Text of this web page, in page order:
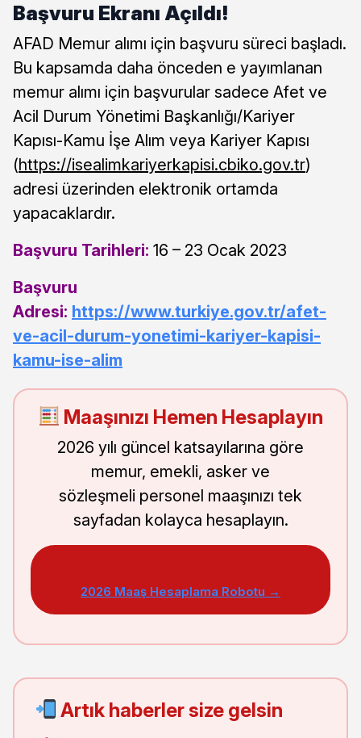
Başvuru Ekranı Açıldı!
AFAD Memur alımı için başvuru süreci başladı.
Bu kapsamda daha önceden e yayımlanan
memur alımı için başvurular sadece Afet ve
Acil Durum Yönetimi Başkanlığı/Kariyer
Kapısı-Kamu İşe Alım veya Kariyer Kapısı
(https://isealimkariyerkapisi.cbiko.gov.tr)
adresi üzerinden elektronik ortamda
yapacaklardır.
Başvuru Tarihleri: 16 – 23 Ocak 2023
Başvuru
Adresi: https://www.turkiye.gov.tr/afet-
ve-acil-durum-yonetimi-kariyer-kapisi-
kamu-ise-alim
Maaşınızı Hemen Hesaplayın
2026 yılı güncel katsayılarına göre
memur, emekli, asker ve
sözleşmeli personel maaşınızı tek
sayfadan kolayca hesaplayın.
2026 Maaş Hesaplama Robotu →
Artık haberler size gelsin